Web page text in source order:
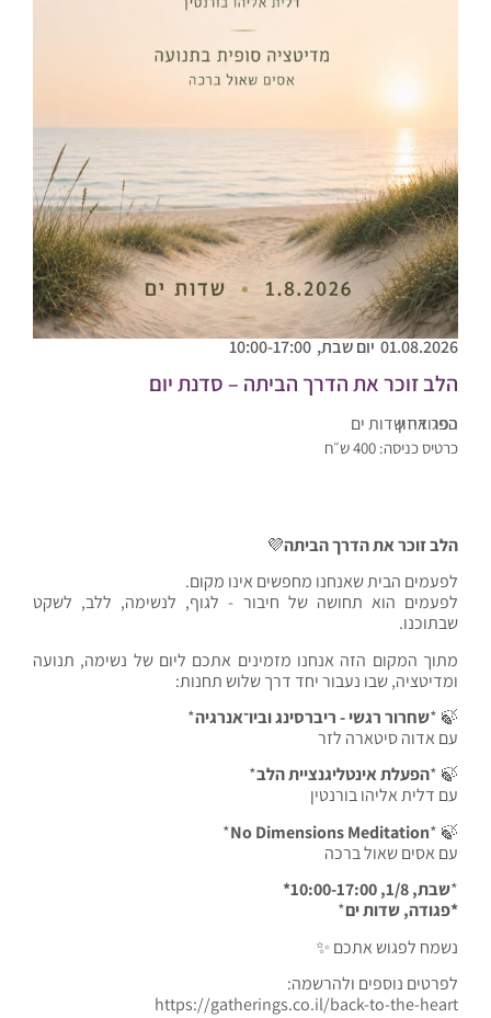
01.08.2026 יום שבת, 10:00-17:00
הלב זוכר את הדרך הביתה – סדנת יום
הפגודה שדות ים
כפר איזון
כרטיס כניסה: 400 ש״ח
הלב זוכר את הדרך הביתה💜
לפעמים הבית שאנחנו מחפשים אינו מקום.
לפעמים הוא תחושה של חיבור - לגוף, לנשימה, ללב, לשקט
שבתוכנו.
מתוך המקום הזה אנחנו מזמינים אתכם ליום של נשימה, תנועה
ומדיטציה, שבו נעבור יחד דרך שלוש תחנות:
🍃 *שחרור רגשי - ריברסינג וביו־אנרגיה*
עם אדוה סיטארה לזר
🍃 *הפעלת אינטליגנציית הלב*
עם דלית אליהו בורנטין
🍃 *
No Dimensions Meditation
*
עם אסים שאול ברכה
*שבת, 1/8, 10:00-17:00*
*פגודה, שדות ים*
נשמח לפגוש אתכם ✨
לפרטים נוספים ולהרשמה:
https://gatherings.co.il/back-to-the-heart